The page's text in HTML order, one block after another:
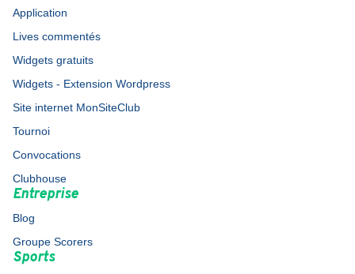
Application
Lives commentés
Widgets gratuits
Widgets - Extension Wordpress
Site internet MonSiteClub
Tournoi
Convocations
Clubhouse
Entreprise
Blog
Groupe Scorers
Sports